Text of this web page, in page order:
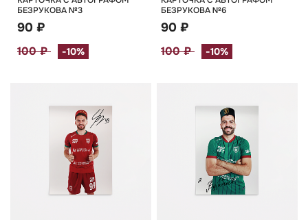
БЕЗРУКОВА №3
90 ₽
100 ₽ -10%
БЕЗРУКОВА №6
90 ₽
100 ₽ -10%